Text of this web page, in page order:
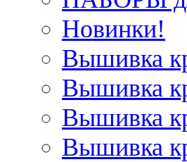
Новинки!
Вышивка
Вышивка
Вышивка
Вышивка